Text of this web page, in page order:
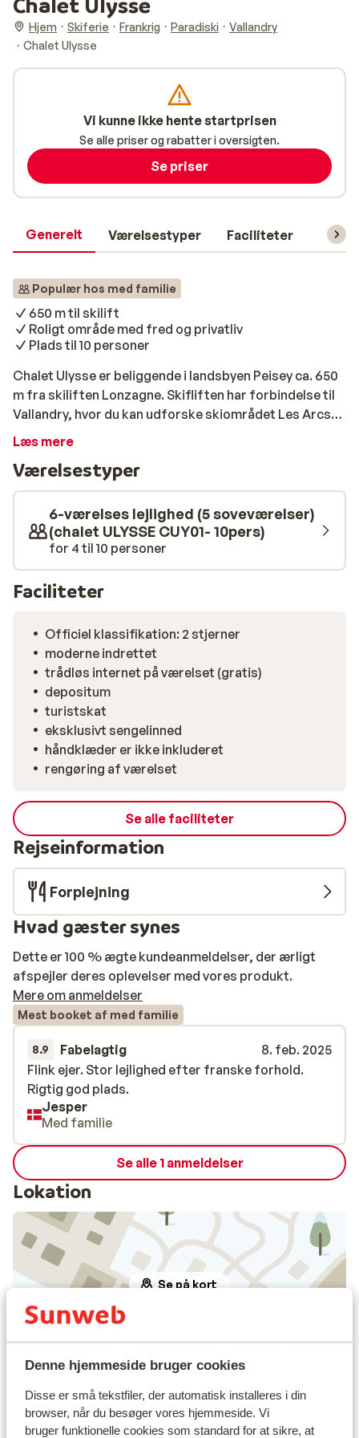
Denne hjemmeside bruger cookies
Disse er små tekstfiler, der automatisk installeres i din
browser, når du besøger vores hjemmeside. Vi
bruger funktionelle cookies som standard for at sikre, at
Hjem Skiferie Frankrig Paradiski
Vallandry
Chalet Ulysse
Generelt Værelsestyper Faciliteter
Populær hos med familie
650 m til skilift
Roligt område med fred og privatliv
Plads til 10 personer
Chalet Ulysse er beliggende i landsbyen Peisey ca. 650
m fra skiliften Lonzagne. Skifliften har forbindelse til
Vallandry, hvor du kan udforske skiområdet Les Arcs. I
Les Arcs kan du tage brug af den moderne lift Vanoise
Plagne (til sammen kaldt Paradiski), hvor du kan nyde
425 km pister. Centrum af den charmerende
bjerglandsby Peisey ligger ca. 150 m fra chaleten, hvor
du finder forskellige restauranter, butikker, en
afterski-pub, mini-supermarked, bager, slagter og
sportsbutik. Chalet Ulysse er en meget attraktiv,
typisk fransk chalet med plads til 10 personer fordelt
atmosfære med en pejs og træmøbler. Chalet Ulysse
anbefales til venner og familier, der ønsker at bo i
rolige omgivelser tæt på centrum af Peisey.
Læs mere
Værelsestyper
6-værelses lejlighed (5 soveværelser)
(chalet ULYSSE CUY01- 10pers)
for 4 til 10 personer
Faciliteter
Officiel klassifikation: 2 stjerner
moderne indrettet
trådløs internet på værelset (gratis)
depositum
turistskat
eksklusivt sengelinned
håndklæder er ikke inkluderet
rengøring af værelset
Se alle faciliteter
Rejseinformation
Forplejning
Hvad gæster synes
Dette er 100 % ægte kundeanmeldelser, der ærligt
afspejler deres oplevelser med vores produkt.
Mere om anmeldelser
Mest booket af med familie
8.9 Fabelagtig
8. feb. 2025
Flink ejer. Stor lejlighed efter franske forhold.
Rigtig god plads.
Flink ejer. Stor lejlighed efter franske forhold.
Rigtig god plads.
Jesper
Med familie
Se alle 1 anmeldelser
Lokation
Se på kort
Afstand til centrum: ca. 150 meter
Afstand til skipiste ca. 500 meter
Vi kunne ikke hente startprisen
Se alle priser og rabatter i oversigten.
Se priser